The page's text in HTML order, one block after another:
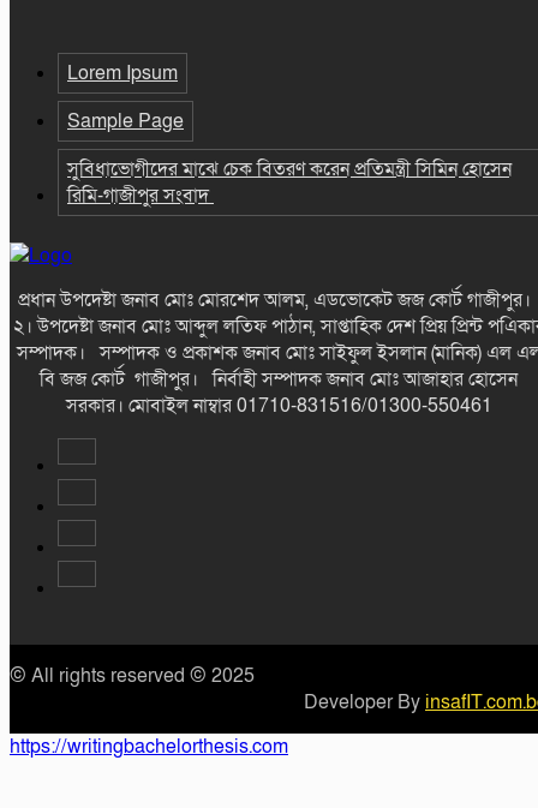
Lorem Ipsum
Sample Page
সুবিধাভোগীদের মাঝে চেক বিতরণ করেন প্রতিমন্ত্রী সিমিন হোসেন
রিমি-গাজীপুর সংবাদ
প্রধান উপদেষ্টা জনাব মোঃ মোরশেদ আলম, এডভোকেট জজ কোর্ট
২। উপদেষ্টা জনাব মোঃ আব্দুল লতিফ পাঠান, সাপ্তাহিক দেশ প্রিয় প্রিন্ট
সম্পাদক। সম্পাদক ও প্রকাশক জনাব মোঃ সাইফুল ইসলান (মানিক) এল
বি জজ কোর্ট গাজীপুর। নির্বাহী সম্পাদক জনাব মোঃ আজাহার হোসেন
সরকার। মোবাইল নাম্বার 01710-831516/01300-550461
© All rights reserved © 2025
Developer By
https://writingbachelorthesis.com